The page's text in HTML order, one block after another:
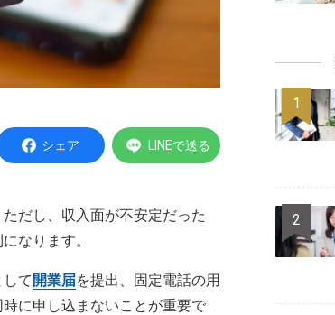
シェア LINEで送る
だし、収入面が不安定だった
なります。
して 開業届を提出、固定電話の用
に申し込まないことが重要で